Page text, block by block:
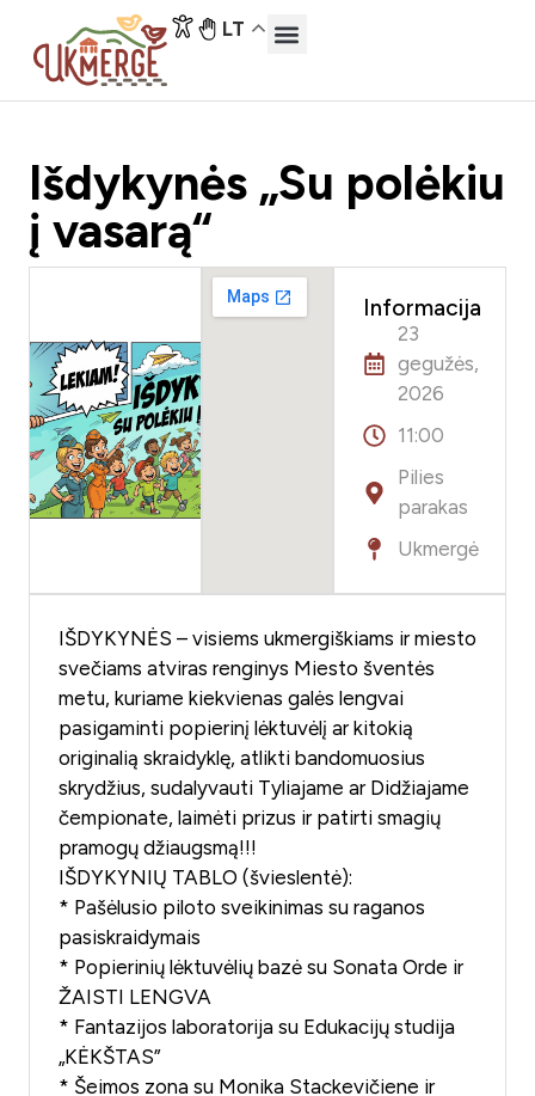
LT
Išdykynės „Su polėkiu
į vasarą“
Informacija
23
gegužės,
2026
11:00
Pilies
parakas
Ukmergė
IŠDYKYNĖS – visiems ukmergiškiams ir miesto
svečiams atviras renginys Miesto šventės
metu, kuriame kiekvienas galės lengvai
pasigaminti popierinį lėktuvėlį ar kitokią
originalią skraidyklę, atlikti bandomuosius
skrydžius, sudalyvauti Tyliajame ar Didžiajame
čempionate, laimėti prizus ir patirti smagių
pramogų džiaugsmą!!!
IŠDYKYNIŲ TABLO (švieslentė):
* Pašėlusio piloto sveikinimas su raganos
pasiskraidymais
* Popierinių lėktuvėlių bazė su Sonata Orde ir
ŽAISTI LENGVA
* Fantazijos laboratorija su Edukacijų studija
„KĖKŠTAS”
* Šeimos zona su Monika Stackevičiene ir